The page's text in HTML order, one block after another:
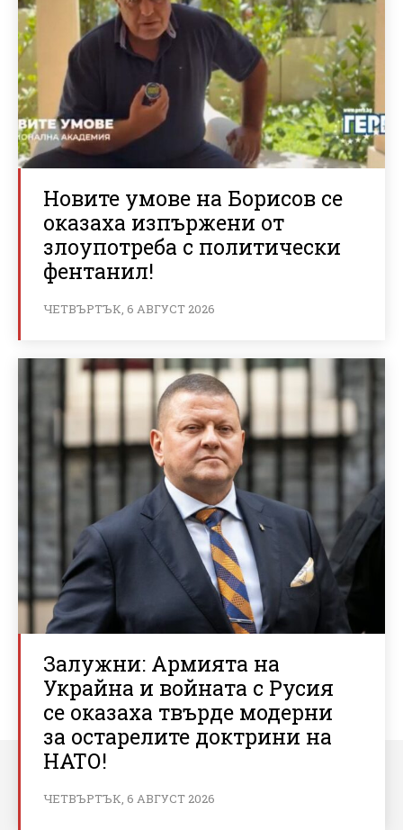
Новите умове на Борисов се
оказаха изпържени от
злоупотреба с политически
фентанил!
ЧЕТВЪРТЪК, 6 АВГУСТ 2026
Залужни: Армията на
Украйна и войната с Русия
се оказаха твърде модерни
за остарелите доктрини на
НАТО!
ЧЕТВЪРТЪК, 6 АВГУСТ 2026